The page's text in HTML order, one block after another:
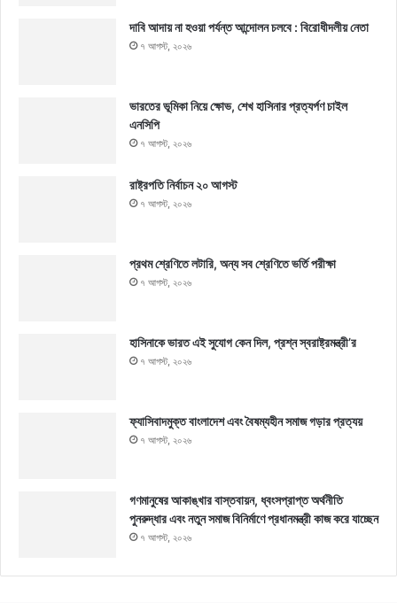
দাবি আদায় না হওয়া পর্যন্ত আন্দোলন চলবে : বিরোধীদলীয় নেতা
৭ আগস্ট, ২০২৬
ভারতের ভূমিকা নিয়ে ক্ষোভ, শেখ হাসিনার প্রত্যর্পণ চাইল
এনসিপি
৭ আগস্ট, ২০২৬
রাষ্ট্রপতি নির্বাচন ২০ আগস্ট
৭ আগস্ট, ২০২৬
প্রথম শ্রেণিতে লটারি, অন্য সব শ্রেণিতে ভর্তি পরীক্ষা
৭ আগস্ট, ২০২৬
হাসিনাকে ভারত এই সুযোগ কেন দিল, প্রশ্ন স্বরাষ্ট্রমন্ত্রী’র
৭ আগস্ট, ২০২৬
ফ্যাসিবাদমুক্ত বাংলাদেশ এবং বৈষম্যহীন সমাজ গড়ার প্রত্যয়
৭ আগস্ট, ২০২৬
গণমানুষের আকাঙ্খার বাস্তবায়ন, ধ্বংসপ্রাপ্ত অর্থনীতি
পুনরুদ্ধার এবং নতুন সমাজ বিনির্মাণে প্রধানমন্ত্রী কাজ করে যাচ্ছেন
৭ আগস্ট, ২০২৬